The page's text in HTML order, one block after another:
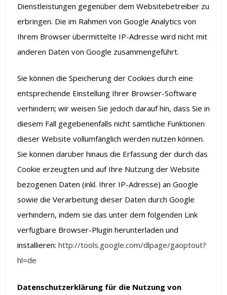
Dienstleistungen gegenüber dem Websitebetreiber zu
erbringen. Die im Rahmen von Google Analytics von
Ihrem Browser übermittelte IP-Adresse wird nicht mit
anderen Daten von Google zusammengeführt.
Sie können die Speicherung der Cookies durch eine
entsprechende Einstellung Ihrer Browser-Software
verhindern; wir weisen Sie jedoch darauf hin, dass Sie in
diesem Fall gegebenenfalls nicht sämtliche Funktionen
dieser Website vollumfänglich werden nutzen können.
Sie können darüber hinaus die Erfassung der durch das
Cookie erzeugten und auf Ihre Nutzung der Website
bezogenen Daten (inkl. Ihrer IP-Adresse) an Google
sowie die Verarbeitung dieser Daten durch Google
verhindern, indem sie das unter dem folgenden Link
verfügbare Browser-Plugin herunterladen und
installieren: http://tools.google.com/dlpage/gaoptout?
hl=de
Datenschutzerklärung für die Nutzung von